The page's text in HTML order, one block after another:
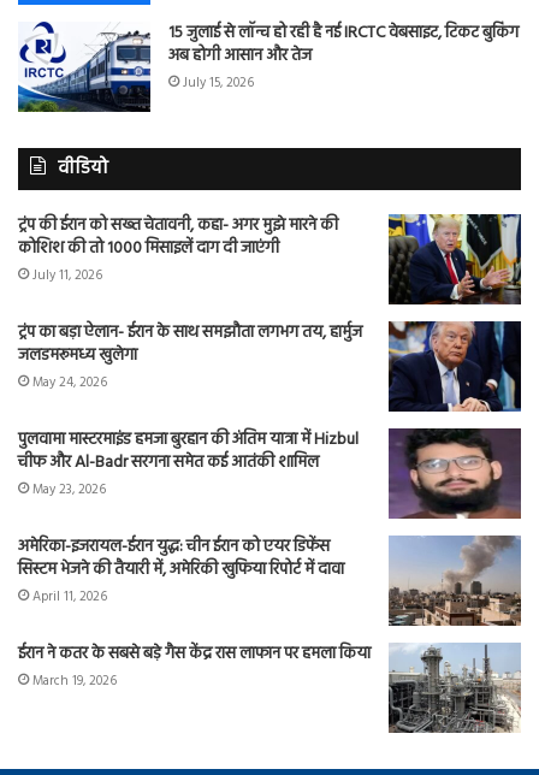
15 जुलाई से लॉन्च हो रही है नई IRCTC वेबसाइट, टिकट बुकिंग
अब होगी आसान और तेज
July 15, 2026
वीडियो
ट्रंप की ईरान को सख्त चेतावनी, कहा- अगर मुझे मारने की
कोशिश की तो 1000 मिसाइलें दाग दी जाएंगी
July 11, 2026
ट्रंप का बड़ा ऐलान- ईरान के साथ समझौता लगभग तय, हार्मुज
जलडमरूमध्य खुलेगा
May 24, 2026
पुलवामा मास्टरमाइंड हमजा बुरहान की अंतिम यात्रा में Hizbul
चीफ और Al-Badr सरगना समेत कई आतंकी शामिल
May 23, 2026
अमेरिका-इजरायल-ईरान युद्ध: चीन ईरान को एयर डिफेंस
सिस्टम भेजने की तैयारी में, अमेरिकी खुफिया रिपोर्ट में दावा
April 11, 2026
ईरान ने कतर के सबसे बड़े गैस केंद्र रास लाफान पर हमला किया
March 19, 2026